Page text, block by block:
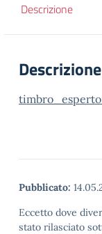
Descrizione
Descrizione
Pubblicato:
Eccetto dove
stato rilasciato